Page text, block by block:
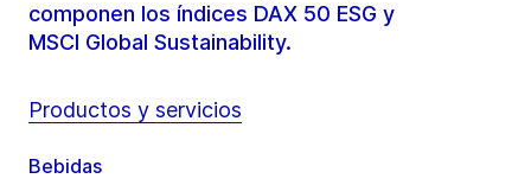
componen los índices DAX 50 ESG y
MSCI Global Sustainability.
Productos y servicios
Bebidas